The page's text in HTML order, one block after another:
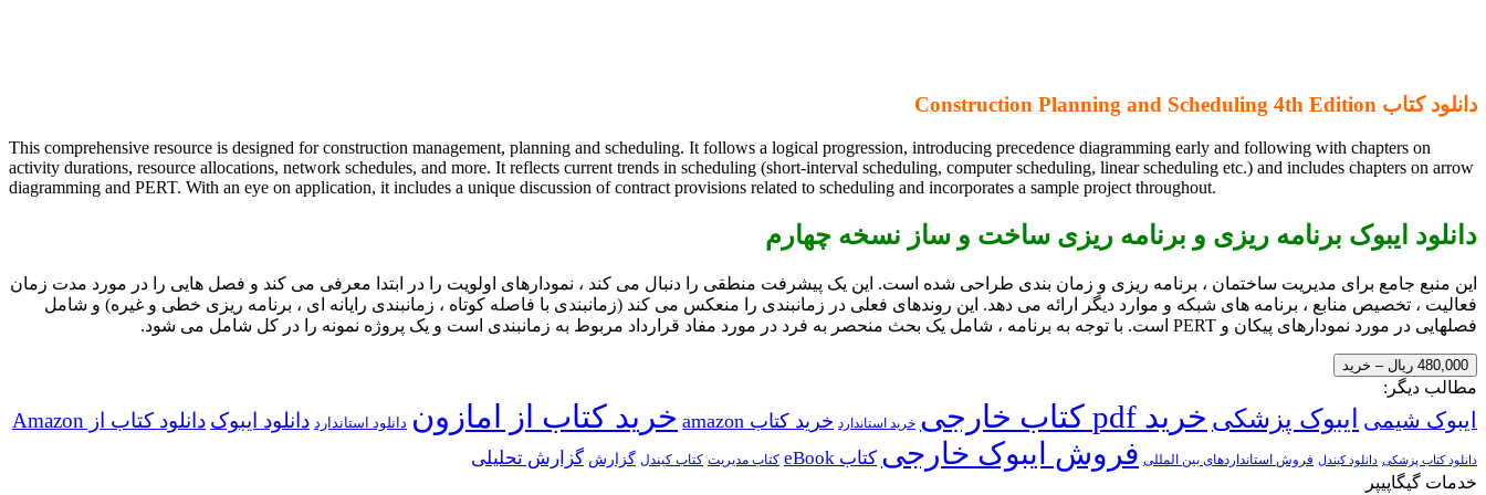
دانلود کتاب Construction Planning and Scheduling 4th Edition
This comprehensive resource is designed for construction management, planning and scheduling. It follows a logical progression, introducing precedence diagramming early and following with chapters on
activity durations, resource allocations, network schedules, and more. It reflects current trends in scheduling (short-interval scheduling, computer scheduling, linear scheduling etc.) and includes chapters on arrow
diagramming and PERT. With an eye on application, it includes a unique discussion of contract provisions related to scheduling and incorporates a sample project throughout.
دانلود ایبوک برنامه ریزی و برنامه ریزی ساخت و ساز نسخه چهارم
این منبع جامع برای مدیریت ساختمان ، برنامه ریزی و زمان بندی طراحی شده است. این یک پیشرفت منطقی را دنبال می کند ، نمودارهای اولویت را در ابتدا معرفی می کند و فصل هایی را در مورد مدت زمان
فعالیت ، تخصیص منابع ، برنامه های شبکه و موارد دیگر ارائه می دهد. این روندهای فعلی در زمانبندی را منعکس می کند (زمانبندی با فاصله کوتاه ، زمانبندی رایانه ای ، برنامه ریزی خطی و غیره) و شامل
فصلهایی در مورد نمودارهای پیکان و PERT است. با توجه به برنامه ، شامل یک بحث منحصر به فرد در مورد مفاد قرارداد مربوط به زمانبندی است و یک پروژه نمونه را در کل شامل می شود.
480,000 ریال – خرید
مطالب دیگر:
ایبوک شیمی ایبوک پزشکی خرید pdf کتاب خارجی خرید استاندارد خرید کتاب amazon خرید کتاب از امازون دانلود استاندارد دانلود ایبوک دانلود کتاب از Amazon
دانلود کتاب پزشکی دانلود کیندل فروش استانداردهای بین المللی فروش ایبوک خارجی کتاب eBook کتاب مدیریت کتاب کیندل گزارش گزارش تحلیلی
خدمات گیگاپیپر